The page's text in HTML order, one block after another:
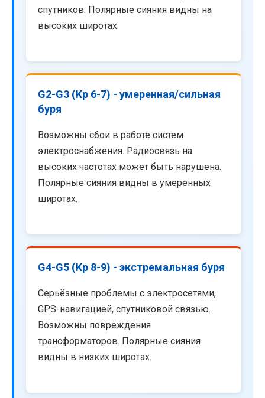
спутников. Полярные сияния видны на
высоких широтах.
G2-G3 (Kp 6-7) - умеренная/сильная
буря
Возможны сбои в работе систем
электроснабжения. Радиосвязь на
высоких частотах может быть нарушена.
Полярные сияния видны в умеренных
широтах.
G4-G5 (Kp 8-9) - экстремальная буря
Серьёзные проблемы с электросетями,
GPS-навигацией, спутниковой связью.
Возможны повреждения
трансформаторов. Полярные сияния
видны в низких широтах.